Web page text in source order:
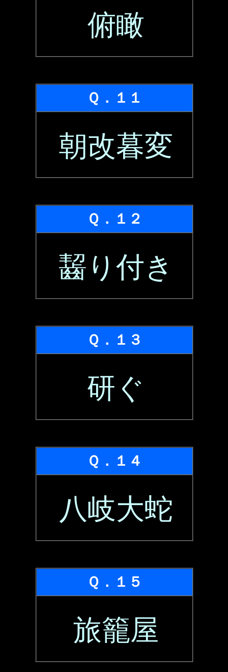
俯瞰
Ｑ．１１
朝改暮変
Ｑ．１２
齧り付き
Ｑ．１３
研ぐ
Ｑ．１４
八岐大蛇
Ｑ．１５
旅籠屋